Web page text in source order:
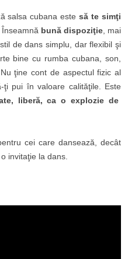
salsa cubana estesă te simţi
Înseamnă bună dispoziţie , mai
de dans simplu, dar flexibil şi
bine cu rumba cubana, son,
ţine cont de aspectul fizic al
pui în valoare calităţile. Este
liberă, ca o explozie de
cei care dansează, decât
invitaţie la dans.